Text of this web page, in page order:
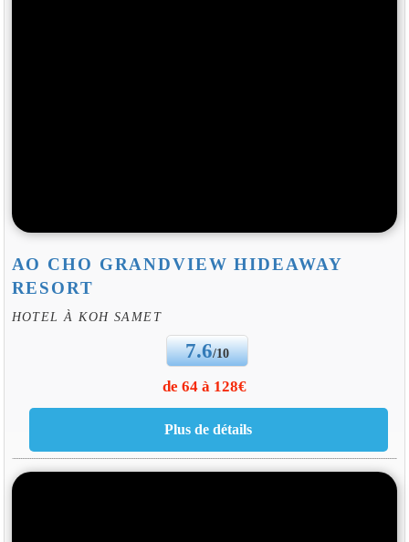
AO CHO GRANDVIEW HIDEAWAY
RESORT
HOTEL À KOH SAMET
7.6/10
de 64 à 128€